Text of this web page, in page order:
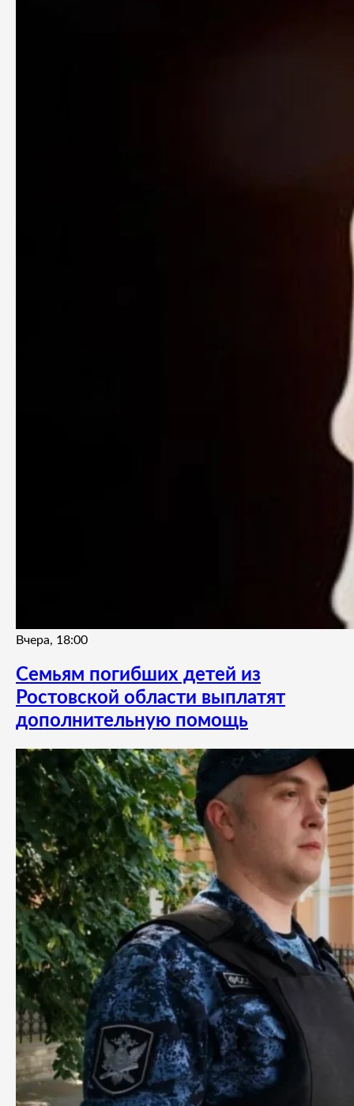
Вчера, 18:00
Семьям погибших детей из
Ростовской области выплатят
дополнительную помощь